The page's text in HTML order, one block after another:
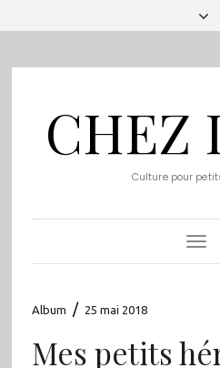
CHEZ
Culture pour
Album / 25 mai 2018
Mes petits